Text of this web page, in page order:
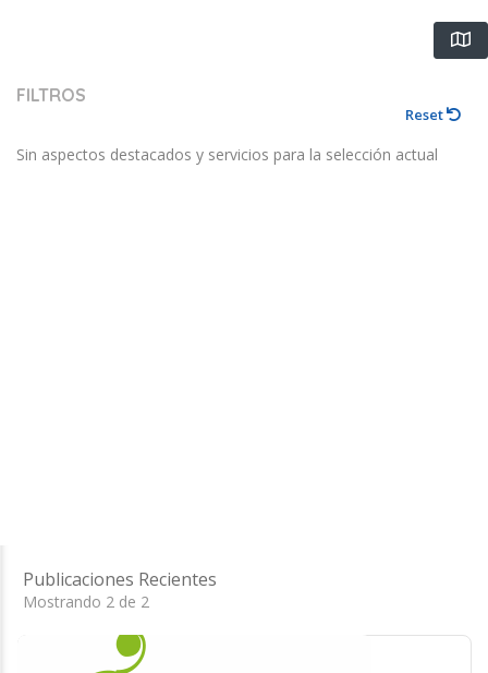
FILTROS
Reset
Sin aspectos destacados y servicios para la selección actual
Publicaciones Recientes
Mostrando 2 de 2